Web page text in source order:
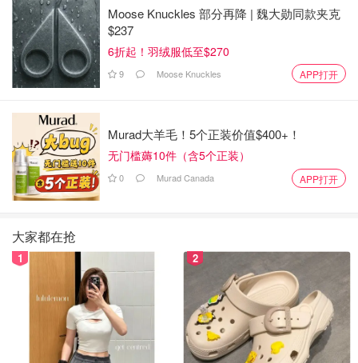
Transworld Snowboarding
滑雪头盔推荐品牌： Oakley/
Quiksilver
手套除了保暖以外，在冬季户外运动中也扮演了一个非常重
要的角色。我在滑雪时会佩戴里外两双手套，里层的手套除
了保暖作用以外，还会选购可以操作触摸屏的手套，这样
在大冬天就不用取下手套再操作手机或者GoPro等电子产品
要厚一点，保暖一点，毕竟在冰天雪地不想被冻成狗。
Moose Knuckles 部分再降 | 魏大勋同款夹克
$237
6折起！羽绒服低至$270
9 Moose Knuckles APP打开
Murad大羊毛！5个正装价值$400+！
无门槛薅10件（含5个正装）
0 Murad Canada APP打开
大家都在抢
1 2